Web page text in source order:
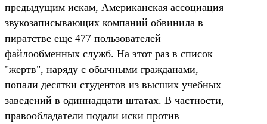
предыдущим искам, Американская ассоциация
звукозаписывающих компаний обвинила в
пиратстве еще 477 пользователей
файлообменных служб. На этот раз в список
"жертв", наряду с обычными гражданами,
попали десятки студентов из высших учебных
заведений в одиннадцати штатах. В частности,
правообладатели подали иски против